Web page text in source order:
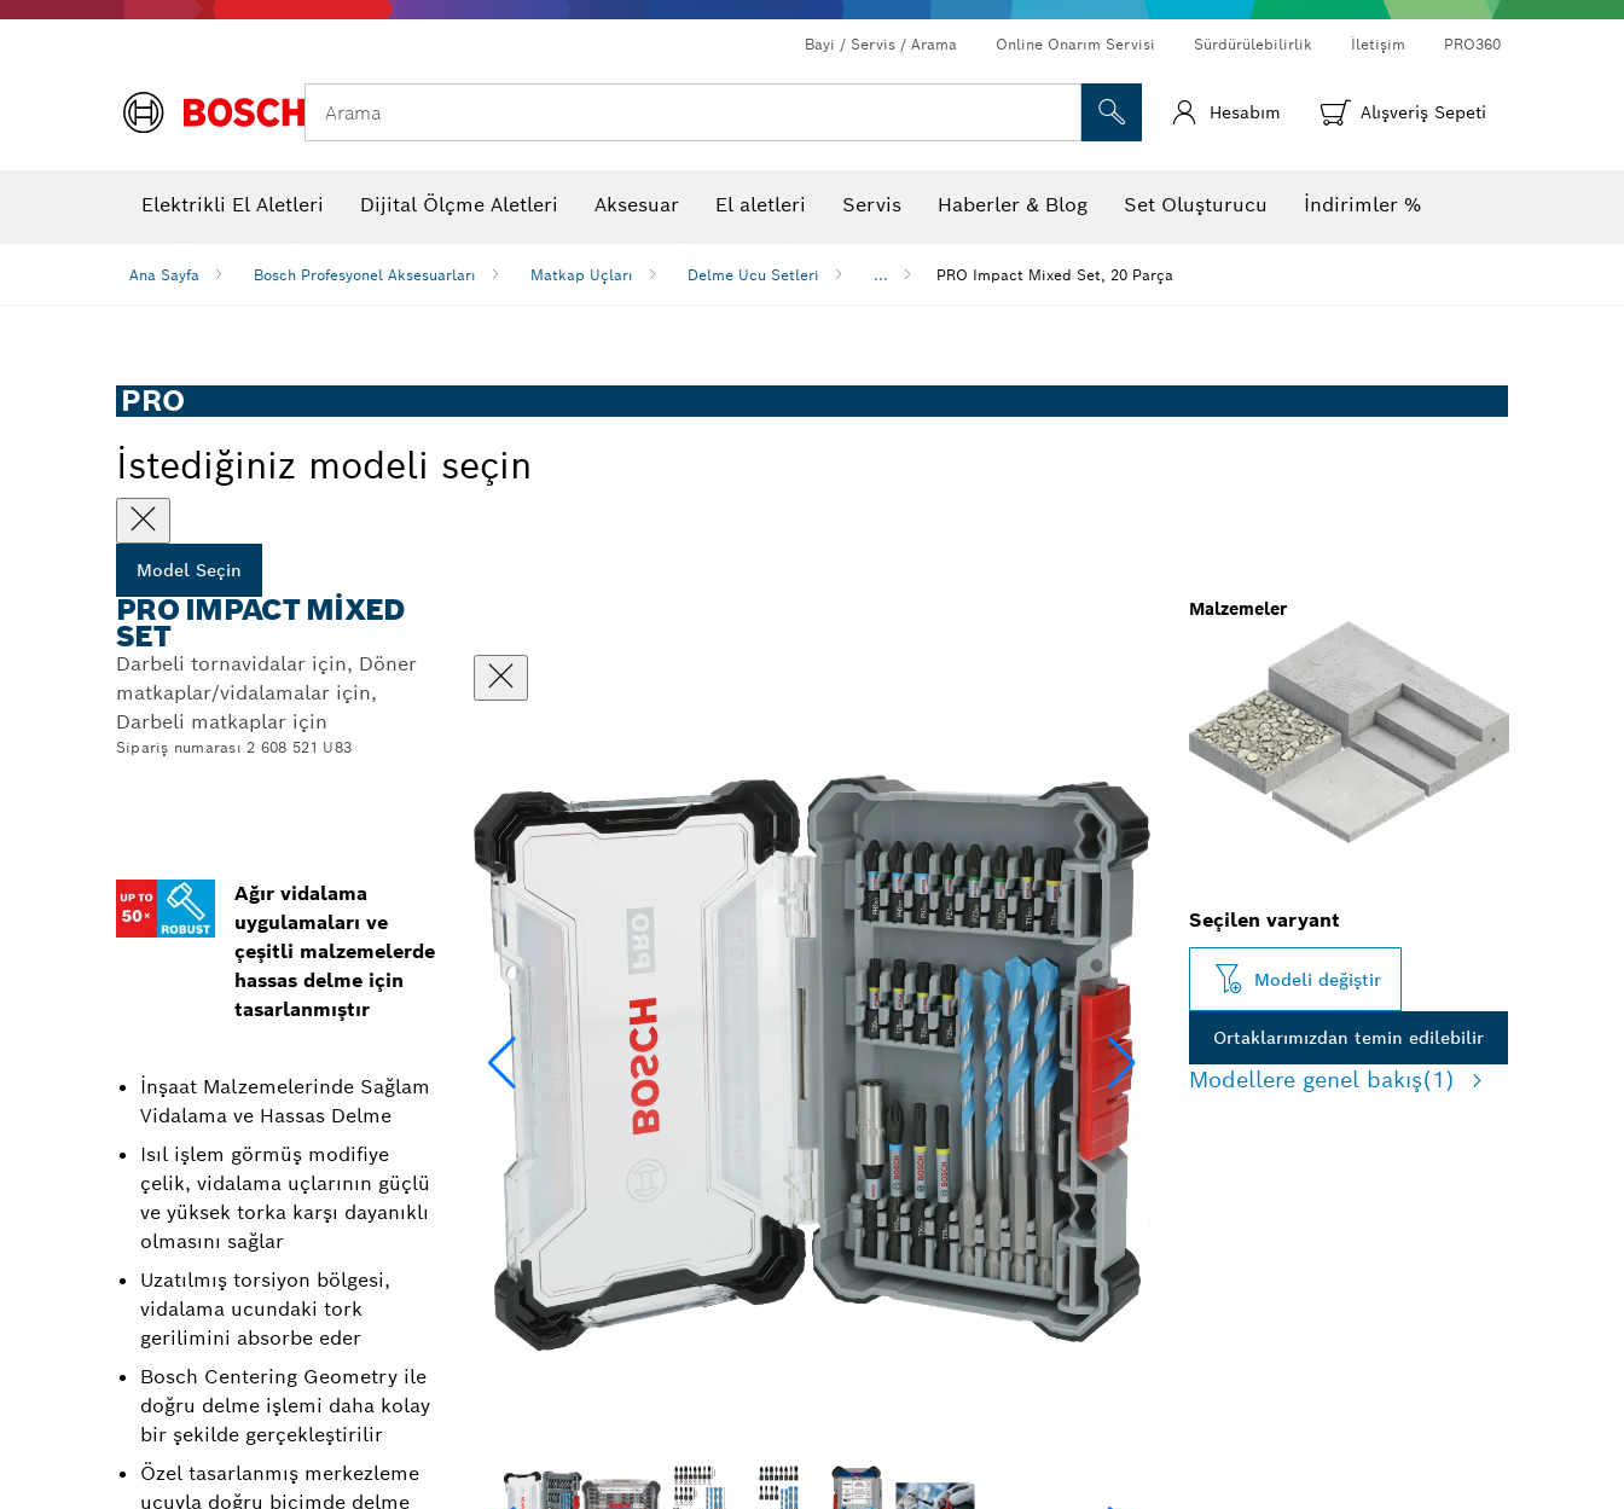
Bayi / Servis / Arama Online Onarım Servisi Sürdürülebilirlik İletişim PRO360
Arama Hesabım Alışveriş Sepeti
Elektrikli El Aletleri Dijital Ölçme Aletleri Aksesuar El aletleri Servis Haberler & Blog Set Oluşturucu İndirimler %
Ana Sayfa Bosch Profesyonel Aksesuarları Matkap Uçları Delme Ucu Setleri ... PRO Impact Mixed Set, 20 Parça
PRO
İstediğiniz modeli seçin
Model Seçin
PRO IMPACT MIXED
SET
Darbeli tornavidalar için, Döner
matkaplar/vidalamalar için,
Darbeli matkaplar için
Sipariş numarası 2 608 521 U83
Ağır vidalama
uygulamaları ve
çeşitli malzemelerde
hassas delme için
tasarlanmıştır
İnşaat Malzemelerinde Sağlam
Vidalama ve Hassas Delme
Isıl işlem görmüş modifiye
çelik, vidalama uçlarının güçlü
ve yüksek torka karşı dayanıklı
olmasını sağlar
Uzatılmış torsiyon bölgesi,
vidalama ucundaki tork
gerilimini absorbe eder
Bosch Centering Geometry ile
doğru delme işlemi daha kolay
bir şekilde gerçekleştirilir
Özel tasarlanmış merkezleme
ucuyla doğru biçimde delme
Malzemeler
Seçilen varyant
Modeli değiştir
Ortaklarımızdan temin edilebilir
Modellere genel bakış(1)